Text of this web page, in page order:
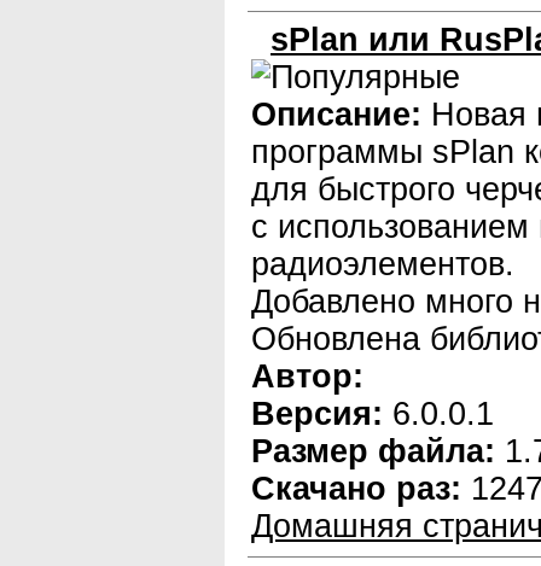
sPlan или
Описание: Новая
программы sPlan
для быстрого
с использованием
радиоэлементов.
Добавлено много
Обновлена
Автор:
Версия: 6.0.0.1
Размер файла:
Скачано раз:
Домашняя